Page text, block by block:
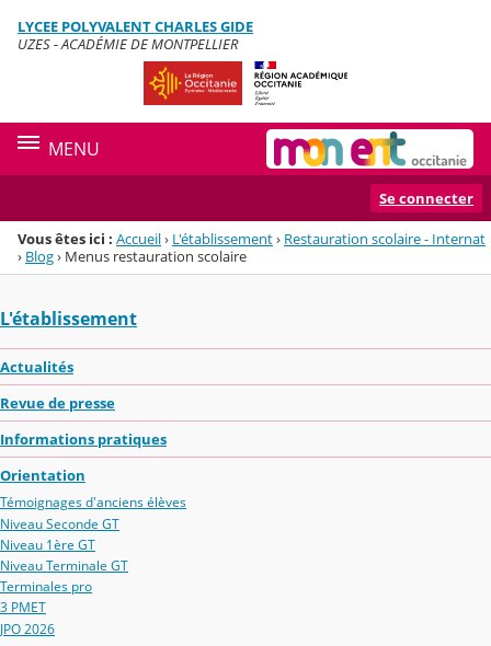
Menu de la rubrique
Contenu
LYCEE POLYVALENT CHARLES GIDE
UZES - ACADÉMIE DE MONTPELLIER
MENU
Se connecter
Vous êtes ici : Accueil› L'établissement› Restauration scolaire - Internat
› Blog› Menus restauration scolaire
L'établissement
Actualités
Revue de presse
Informations pratiques
Orientation
Témoignages d'anciens élèves
Niveau Seconde GT
Niveau 1ère GT
Niveau Terminale GT
Terminales pro
3 PMET
JPO 2026